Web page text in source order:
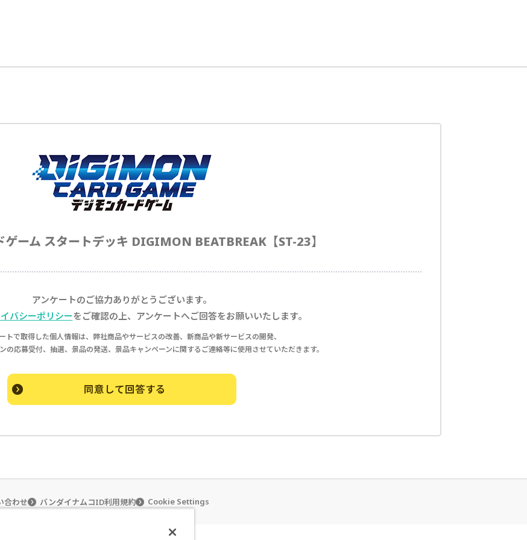
ゲーム スタートデッキ DIGIMON BEATBREAK【ST-23】
アンケートのご協力ありがとうございます。
バシーポリシーをご確認の上、アンケートへご回答をお願いいたします。
トで取得した個人情報は、弊社商品やサービスの改善、新商品や新サービスの開発、
の応募受付、抽選、景品の発送、景品キャンペーンに関するご連絡等に使用させていただきます。
同意して回答する
合わせ バンダイナムコID利用規約 Cookie Settings